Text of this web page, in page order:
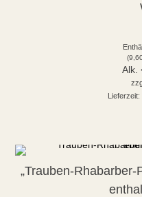
(
Alk.
„Trauben-Rhabarber-